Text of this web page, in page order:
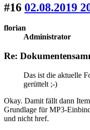
#16 02.08.2019
florian
Administrator
Re:
Das ist die aktuelle
gerüttelt ;-)
Okay. Damit fällt dann
Grundlage für MP3-
und nicht href.